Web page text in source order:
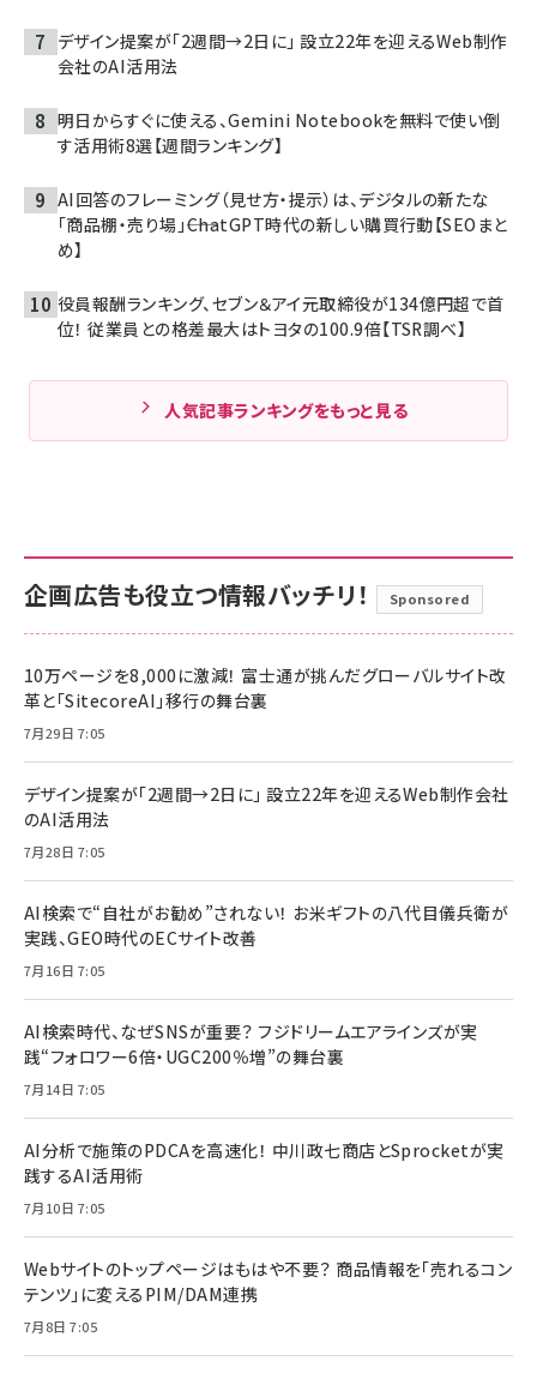
デザイン提案が「2週間→2日に」 設立22年を迎えるWeb制作
会社のAI活用法
明日からすぐに使える、Gemini Notebookを無料で使い倒
す活用術8選【週間ランキング】
AI回答のフレーミング（見せ方・提示）は、デジタルの新たな
「商品棚・売り場」――ChatGPT時代の新しい購買行動【SEOまと
め】
役員報酬ランキング、セブン＆アイ元取締役が134億円超で首
位！ 従業員との格差最大はトヨタの100.9倍【TSR調べ】
人気記事ランキングをもっと見る
企画広告も役立つ情報バッチリ！ Sponsored
10万ページを8,000に激減！ 富士通が挑んだグローバルサイト改
革と「SitecoreAI」移行の舞台裏
7月29日 7:05
デザイン提案が「2週間→2日に」 設立22年を迎えるWeb制作会社
のAI活用法
7月28日 7:05
AI検索で“自社がお勧め”されない！ お米ギフトの八代目儀兵衛が
実践、GEO時代のECサイト改善
7月16日 7:05
AI検索時代、なぜSNSが重要？ フジドリームエアラインズが実
践“フォロワー6倍・UGC200％増”の舞台裏
7月14日 7:05
AI分析で施策のPDCAを高速化！ 中川政七商店とSprocketが実
践するAI活用術
7月10日 7:05
Webサイトのトップページはもはや不要？ 商品情報を「売れるコン
テンツ」に変えるPIM/DAM連携
7月8日 7:05